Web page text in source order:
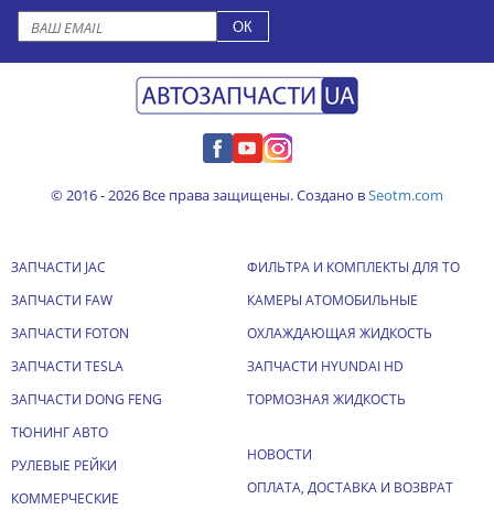
© 2016 - 2026 Все права защищены. Создано вSeotm.com
ЗАПЧАСТИ JAC
ЗАПЧАСТИ FAW
ЗАПЧАСТИ FOTON
ЗАПЧАСТИ TESLA
ЗАПЧАСТИ DONG FENG
ТЮНИНГ АВТО
РУЛЕВЫЕ РЕЙКИ
КОММЕРЧЕСКИЕ
ФИЛЬТРА И КОМПЛЕКТЫ ДЛЯ ТО
КАМЕРЫ АТОМОБИЛЬНЫЕ
ОХЛАЖДАЮЩАЯ ЖИДКОСТЬ
ЗАПЧАСТИ HYUNDAI HD
ТОРМОЗНАЯ ЖИДКОСТЬ
НОВОСТИ
ОПЛАТА, ДОСТАВКА И ВОЗВРАТ